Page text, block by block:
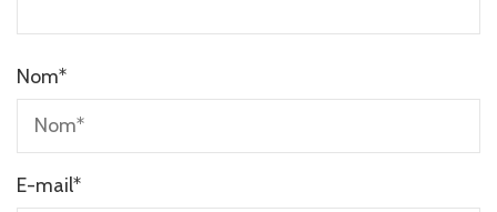
Nom*
E-mail*